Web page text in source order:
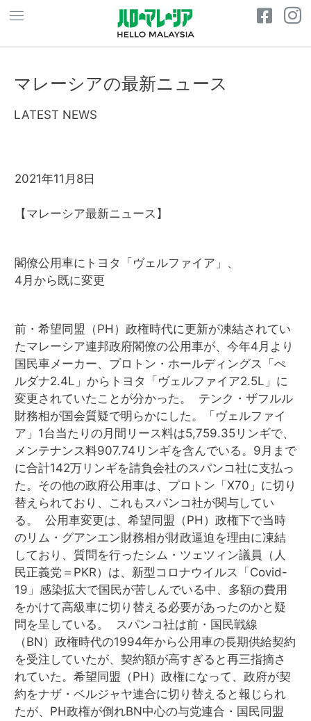
マレーシアの最新ニュース
LATEST NEWS
2021年11月8日
【マレーシア最新ニュース】
閣僚公用車にトヨタ「ヴェルファイア」、
4月から既に変更
前・希望同盟（PH）政権時代に更新が凍結されてい
たマレーシア連邦政府閣僚の公用車が、今年4月より
国民車メーカー、プロトン・ホールディングス「ぺ
ルダナ2.4L」からトヨタ「ヴェルファイア2.5L」に
変更されていたことが分かった。 テンク・ザフルル
財務相が国会質疑で明らかにした。「ヴェルファイ
ア」1台当たりの月間リース料は5,759.35リンギで、
メンテナンス料907.74リンギを含んでいる。9月まで
に合計142万リンギを請負会社のスパンコ社に支払っ
た。その他の政府公用車は、プロトン「X70」に切り
替えられており、これもスパンコ社が関与してい
る。 公用車変更は、希望同盟（PH）政権下で当時
のリム・グアンエン財務相が財政逼迫を理由に凍結
しており、質問を行ったシム・ツェツィン議員（人
民正義党＝PKR）は、新型コロナウイルス「Covid-
19」感染拡大で国民が苦しんでいる中、多額の費用
をかけて高級車に切り替える必要があったのかと疑
問を呈している。 スパンコ社は前・国民戦線
（BN）政権時代の1994年から公用車の長期供給契約
を受注していたが、契約額が高すぎると再三指摘さ
れていた。希望同盟（PH）政権になって、政府が契
約をナザ・ベルジャヤ連合に切り替えると報じられ
たが、PH政権が倒れBN中心の与党連合・国民同盟